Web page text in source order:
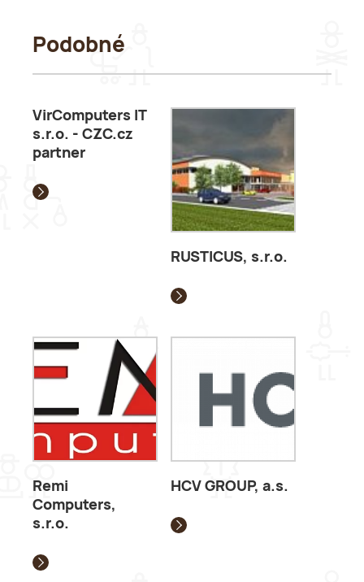
Podobné
VirComputers IT
s.r.o. - CZC.cz
partner
RUSTICUS, s.r.o.
Remi
Computers,
s.r.o.
HCV GROUP, a.s.